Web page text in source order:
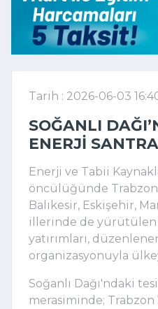
Tarih : 2026-06-03
SOĞANLI
ENERJI
Enerji ve Tabii
öncülüğünde
Balıkesir, Eskişehir,
illerinde de
yatırımları,
organizasyonuyla
Soğanlı Dağı'ndaki
merasiminde; Trabzon